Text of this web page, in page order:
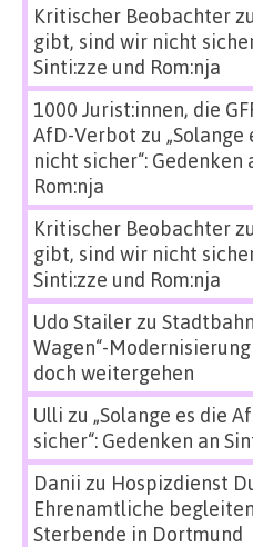
Kritischer Beobachterzu
gibt, sind wir nicht
Sinti:zze und Rom:nja
1000 Jurist:innen, die
AfD-Verbot zu
nicht sicher“: Gedenken
Rom:nja
Kritischer Beobachterzu
gibt, sind wir nicht
Sinti:zze und Rom:nja
Udo Stailerzu
Wagen“-
doch weitergehen
Ulli zu „Solange es die
sicher“: Gedenken an
Danii zu Hospizdienst
Ehrenamtliche
Sterbende in Dortmund